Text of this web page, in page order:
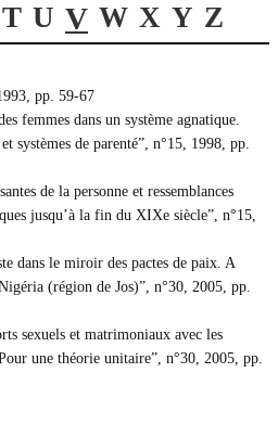
T U V W X Y Z
pp. 59-67
femmes dans un système agnatique.
systèmes de parenté”, n°15, 1998, pp.
de la personne et ressemblances
jusqu’à la fin du XIXe siècle”, n°15,
dans le miroir des pactes de paix. A
(région de Jos)”, n°30, 2005, pp.
sexuels et matrimoniaux avec les
une théorie unitaire”, n°30, 2005, pp.